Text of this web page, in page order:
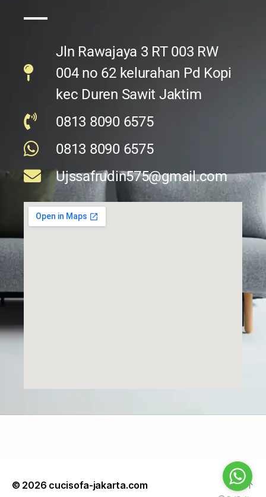
Jln Rawajaya 3 RT 003 RW
004 no 62 kelurahan Pd Kopi
kec Duren Sawit Jaktim
0813 8090 6575
0813 8090 6575
Ujssafrudin575@gmail.com
© 2026 cucisofa-jakarta.com Up↑